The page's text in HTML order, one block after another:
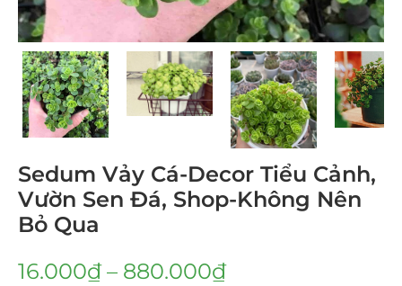
Sedum Vảy Cá-Decor Tiểu Cảnh,
Vườn Sen Đá, Shop-Không Nên
Bỏ Qua
16.000₫ – 880.000₫